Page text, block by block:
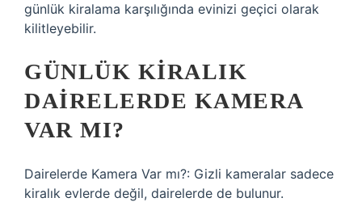
günlük kiralama karşılığında evinizi geçici olarak
kilitleyebilir.
GÜNLÜK KIRALIK
DAIRELERDE KAMERA
VAR MI?
Dairelerde Kamera Var mı?: Gizli kameralar sadece
kiralık evlerde değil, dairelerde de bulunur.